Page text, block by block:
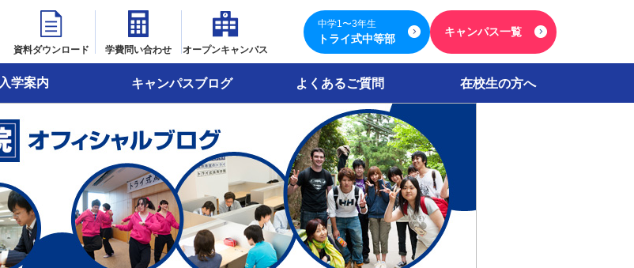
資料ダウンロード 学費問い合わせ オープンキャンパス
中学1〜3年生
トライ式中等部
キャンパス一覧
入学案内 キャンパスブログ よくあるご質問 在校生の方へ